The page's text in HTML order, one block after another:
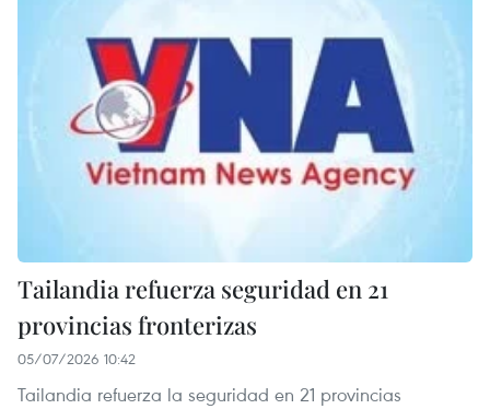
Tailandia refuerza seguridad en 21
provincias fronterizas
05/07/2026 10:42
Tailandia refuerza la seguridad en 21 provincias